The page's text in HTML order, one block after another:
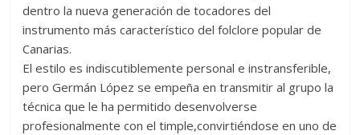
dentro la nueva generación de tocadores del
instrumento más característico del folclore popular de
Canarias.
El estilo es indiscutiblemente personal e instransferible,
pero Germán López se empeña en transmitir al grupo la
técnica que le ha permitido desenvolverse
profesionalmente con el timple,convirtiéndose en uno de